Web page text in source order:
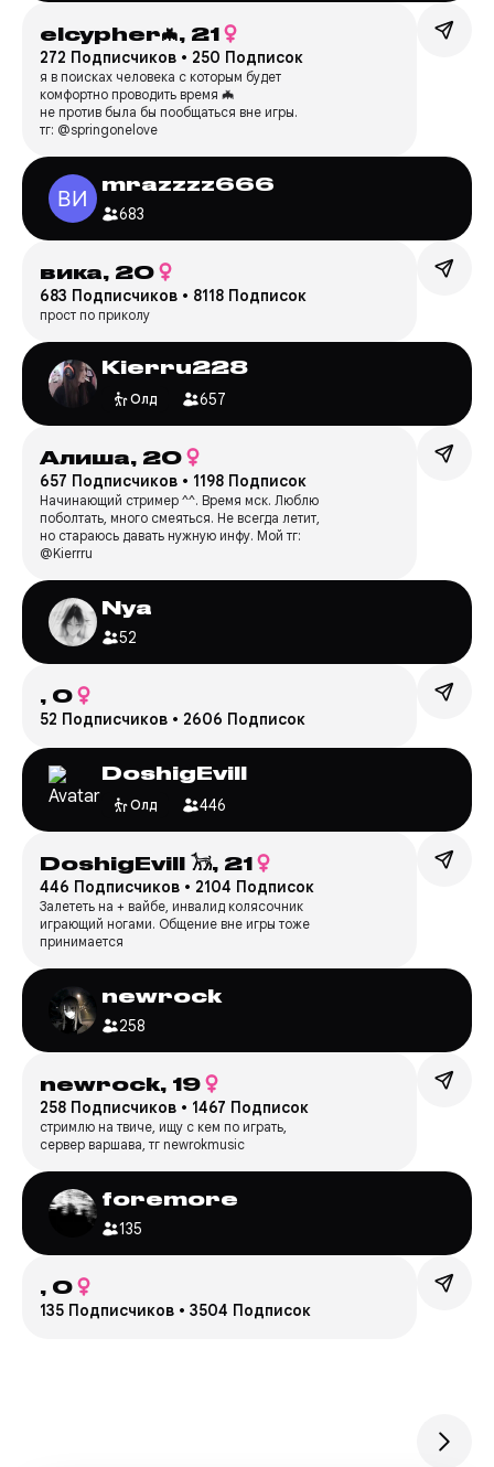
elcypher🦇, 21
272 Подписчиков • 250 Подписок
я в поисках человека с которым будет
комфортно проводить время 🦇
не против была бы пообщаться вне игры.
тг: @springonelove
mrazzzz666
683
вика, 20
683 Подписчиков • 8118 Подписок
прост по приколу
Kierru228
Олд 657
Алиша, 20
657 Подписчиков • 1198 Подписок
Начинающий стример ^^. Время мск. Люблю
поболтать, много смеяться. Не всегда летит,
но стараюсь давать нужную инфу. Мой тг:
@Kierrru
Nya
52
, 0
52 Подписчиков • 2606 Подписок
DoshigEvill
Олд 446
DoshigEvill 𓃡, 21
446 Подписчиков • 2104 Подписок
Залететь на + вайбе, инвалид колясочник
играющий ногами. Общение вне игры тоже
принимается
newrock
258
newrock, 19
258 Подписчиков • 1467 Подписок
стримлю на твиче, ищу с кем по играть,
сервер варшава, тг newrokmusic
foremore
135
, 0
135 Подписчиков • 3504 Подписок